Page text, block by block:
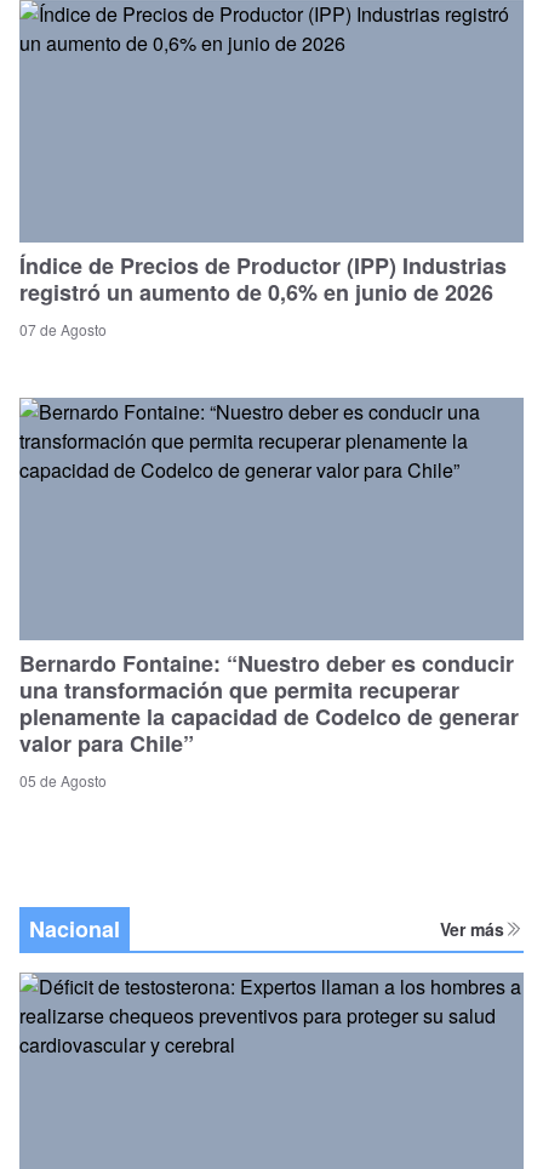
Índice de Precios de Productor (IPP) Industrias
registró un aumento de 0,6% en junio de 2026
07 de Agosto
Bernardo Fontaine: “Nuestro deber es conducir
una transformación que permita recuperar
plenamente la capacidad de Codelco de generar
valor para Chile”
05 de Agosto
Nacional Ver más